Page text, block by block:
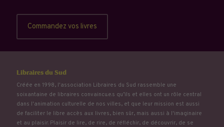
Commandez vos livres
Libraires du Sud
Créée en 1998, l'association Libraires du Sud rassemble une
soixantaine de libraires convaincu.e.s qu’ils et elles ont un rôle central
dans l'animation culturelle de nos villes, et que leur mission est aussi
de faciliter le libre accès aux livres, bien sûr, mais aussi à l'imaginaire
et au plaisir. Plaisir de lire, de rire, de réfléchir, de découvrir, de se